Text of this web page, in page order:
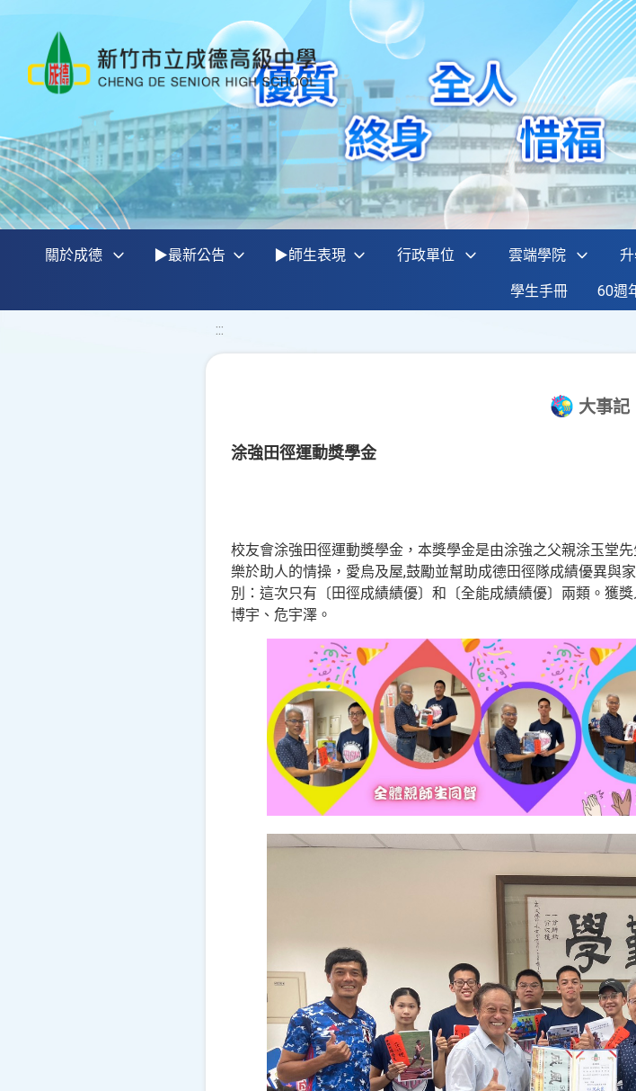
關於成德 ▶最新公告 ▶師生表現 行政單位 雲端學院
學生手冊 60週
:::
大事記
涂強田徑運動獎學金
校友會涂強田徑運動獎學金，本獎學金是由涂強之父親涂玉堂
樂於助人的情操，愛烏及屋,鼓勵並幫助成德田徑隊成績優異與
別：這次只有〔田徑成績績優〕和〔全能成績績優〕兩類。獲
博宇、危宇澤。